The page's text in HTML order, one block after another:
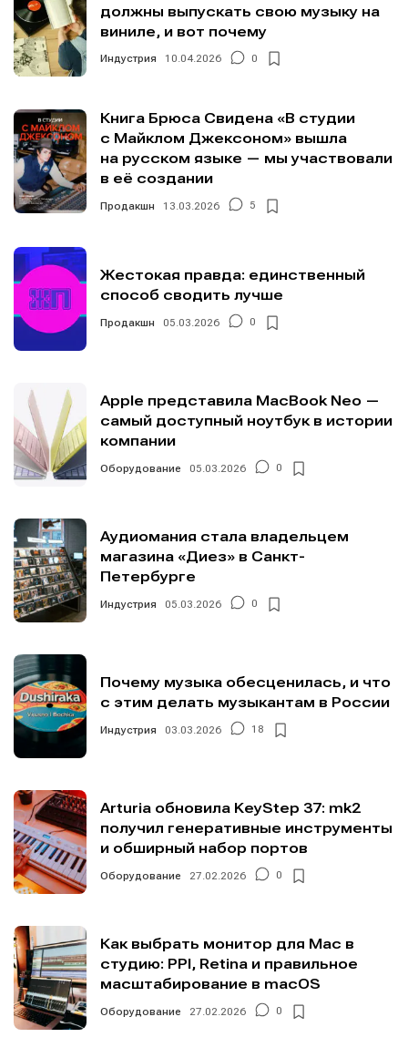
Мы в социальных сетях
Информация
О проекте Реклама
Предложение новостей
Мы в социальных сетях
Информация
О проекте Реклама
Предложение новостей
должны выпускать свою музыку на
виниле, и вот почему
Индустрия 10.04.2026 0
Книга Брюса Свидена «В студии
с Майклом Джексоном» вышла
на русском языке — мы участвовали
в её создании
Продакшн 13.03.2026 5
Жестокая правда: единственный
способ сводить лучше
Продакшн 05.03.2026 0
Apple представила MacBook Neo —
самый доступный ноутбук в истории
компании
Оборудование 05.03.2026 0
Аудиомания стала владельцем
магазина «Диез» в Санкт-
Петербурге
Индустрия 05.03.2026 0
Почему музыка обесценилась, и что
с этим делать музыкантам в России
Индустрия 03.03.2026 18
Arturia обновила KeyStep 37: mk2
получил генеративные инструменты
и обширный набор портов
Оборудование 27.02.2026 0
Как выбрать монитор для Mac в
студию: PPI, Retina и правильное
масштабирование в macOS
Оборудование 27.02.2026 0